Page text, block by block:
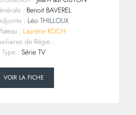
: Benoit BAVEREL
: Léo THILLOUX
: Laurène KOCH
de Régie :
Type : Série TV
VOIR LA FICHE